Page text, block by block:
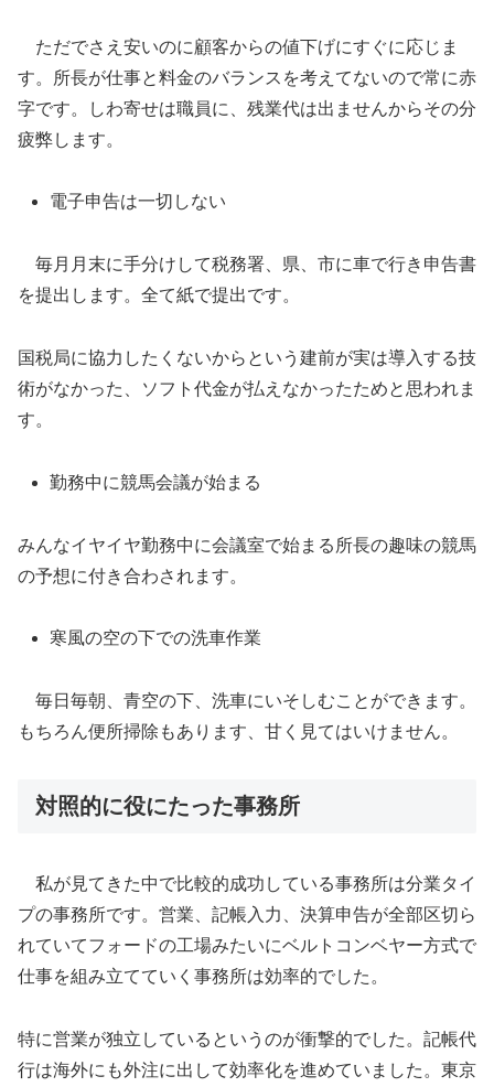
ただでさえ安いのに顧客からの値下げにすぐに応じま
す。所長が仕事と料金のバランスを考えてないので常に赤
字です。しわ寄せは職員に、残業代は出ませんからその分
疲弊します。
電子申告は一切しない
毎月月末に手分けして税務署、県、市に車で行き申告書
を提出します。全て紙で提出です。
国税局に協力したくないからという建前が実は導入する技
術がなかった、ソフト代金が払えなかったためと思われま
す。
勤務中に競馬会議が始まる
みんなイヤイヤ勤務中に会議室で始まる所長の趣味の競馬
の予想に付き合わされます。
寒風の空の下での洗車作業
毎日毎朝、青空の下、洗車にいそしむことができます。
もちろん便所掃除もあります、甘く見てはいけません。
対照的に役にたった事務所
私が見てきた中で比較的成功している事務所は分業タイ
プの事務所です。営業、記帳入力、決算申告が全部区切ら
れていてフォードの工場みたいにベルトコンベヤー方式で
仕事を組み立てていく事務所は効率的でした。
特に営業が独立しているというのが衝撃的でした。記帳代
行は海外にも外注に出して効率化を進めていました。東京